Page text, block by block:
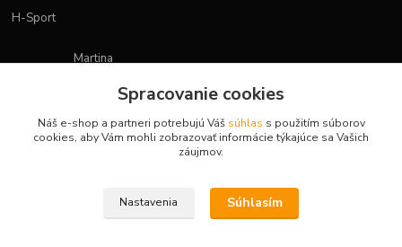
H-Sport
Martina
(Po-Pia, 7-15 hod.)
obchod.hsport@gmail.com
Spracovanie cookies
Náš e-shop a partneri potrebujú Váš súhlas s použitím súborov
cookies, aby Vám mohli zobrazovať informácie týkajúce sa Vašich
záujmov.
Nastavenia Súhlasím